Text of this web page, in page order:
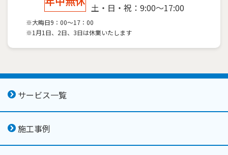
土・日・祝：9:00～17:00
※大晦日9：00～17：00
※1月1日、2日、3日は休業いたします
サービス一覧
施工事例